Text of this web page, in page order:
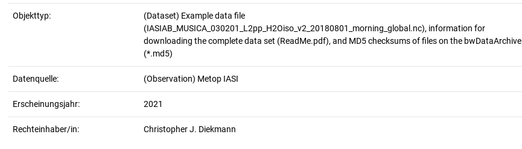
Objekttyp:
(Dataset) Example data file
(IASIAB_MUSICA_030201_L2pp_H2Oiso_v2_20180801_morning_global.nc), information for
downloading the complete data set (ReadMe.pdf), and MD5 checksums of files on the bwDataArchive
(*.md5)
Datenquelle: (Observation) Metop IASI
Erscheinungsjahr: 2021
Rechteinhaber/in: Christopher J. Diekmann